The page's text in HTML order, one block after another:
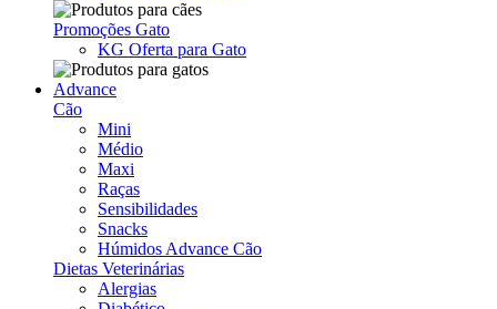
Promoções Gato
KG Oferta para Gato
Advance
Cão
Mini
Médio
Maxi
Raças
Sensibilidades
Snacks
Húmidos Advance Cão
Dietas Veterinárias
Alergias